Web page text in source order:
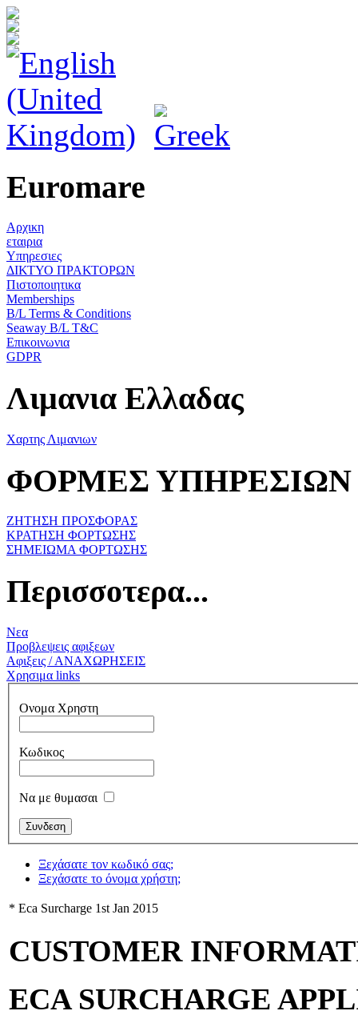
Euromare
Αρχικη
εταιρια
Υπηρεσιες
ΔΙΚΤΥΟ ΠΡΑΚΤΟΡΩΝ
Πιστοποιητικα
Memberships
B/L Terms & Conditions
Seaway B/L T&C
Επικοινωνια
GDPR
Λιμανια Ελλαδας
Χαρτης Λιμανιων
ΦΟΡΜΕΣ ΥΠΗΡΕΣΙΩΝ
ΖΗΤΗΣΗ ΠΡΟΣΦΟΡΑΣ
ΚΡΑΤΗΣΗ ΦΟΡΤΩΣΗΣ
ΣΗΜΕΙΩΜΑ ΦΟΡΤΩΣΗΣ
Περισσοτερα...
Νεα
Προβλεψεις αφιξεων
Αφιξεις / ΑΝΑΧΩΡΗΣΕΙΣ
Χρησιμα links
Ονομα Χρηστη
Κωδικος
Να με θυμασαι
Ξεχάσατε τον κωδικό σας;
Ξεχάσατε το όνομα χρήστη;
* Eca Surcharge 1st Jan 2015
CUSTOMER
ECA SURCHARGE